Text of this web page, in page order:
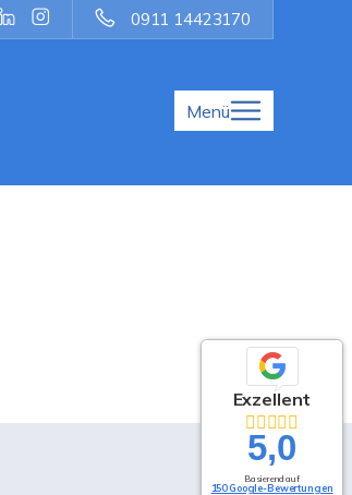
0911 14423170
Menü
Exzellent
5,0
Basierend auf
150 Google-Bewertungen